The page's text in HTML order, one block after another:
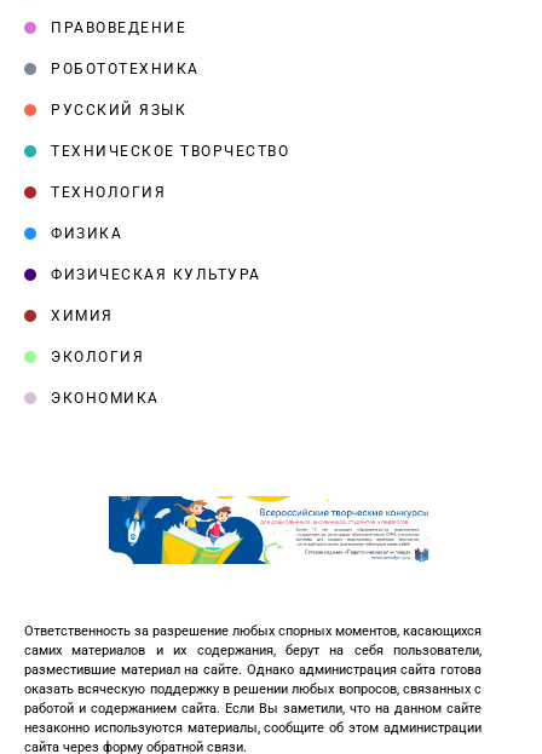
ПРАВОВЕДЕНИЕ
РОБОТОТЕХНИКА
РУССКИЙ ЯЗЫК
ТЕХНИЧЕСКОЕ ТВОРЧЕСТВО
ТЕХНОЛОГИЯ
ФИЗИКА
ФИЗИЧЕСКАЯ КУЛЬТУРА
ХИМИЯ
ЭКОЛОГИЯ
ЭКОНОМИКА
Ответственность за разрешение любых спорных моментов, касающихся
самих материалов и их содержания, берут на себя пользователи,
разместившие материал на сайте. Однако администрация сайта готова
оказать всяческую поддержку в решении любых вопросов, связанных с
работой и содержанием сайта. Если Вы заметили, что на данном сайте
незаконно используются материалы, сообщите об этом администрации
сайта через форму обратной связи.